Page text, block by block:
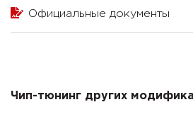
Официальные документы
Чип-тюнинг других